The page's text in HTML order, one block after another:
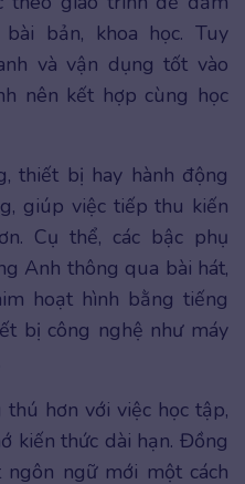
bản, khoa học. Tuy
và vận dụng tốt vào
nên kết hợp cùng học
thiết bị hay hành động
giúp việc tiếp thu kiến
Cụ thể, các bậc phụ
Anh thông qua bài hát,
hoạt hình bằng tiếng
bị công nghệ như máy
hơn với việc học tập,
kiến thức dài hạn. Đồng
ngữ mới một cách